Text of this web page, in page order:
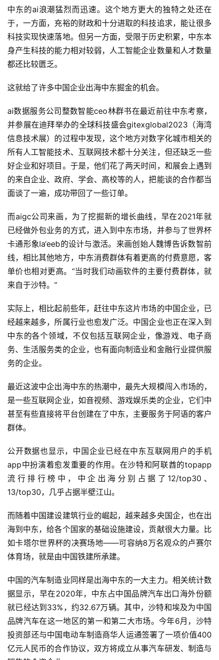
中东的ai浪潮猛烈而迅速。这个地方更大的独特之处还在
于，一方面，充裕的财政和十分进取的科技追求，能让很多
科技实现快速落地。但另一方面，受限于历史积累，中东本
身产生科技的能力相对较弱，人工智能企业数量和人才数量
都还比较匮乏。
这就给了许多中国企业出海中东掘金的机会。
ai数据服务公司整数智能ceo林群书在最近前往中东考察，
并参展在迪拜举办的全球科技盛会gitexglobal2023（海湾
信息技术展）的过程中发现，这个地方对数字化城市相关的
所有人工智能技术、互联网技术都十分关注，但还缺乏一些
好企业和好项目。于是，他们花了两天时间，和展会上遇到
的来自企业、政府、学会、高校等的人，把能谈的合作都当
面谈了一遍，成功带回了一些订单。
而aigc公司来画，为了挖掘新的增长曲线，早在2021年就
已经做外包业务的方式，进入到中东市场，并参与了世界杯
卡通形象la‘eeb的设计与激活。来画创始人魏博告诉数智前
线，相比其他地方，中东消费群体有着更高的付费意愿，客
单价也相对更高。“当时我们动画软件的主要付费群体，就
来自于沙特。”
实际上，相比起前些年，赶往中东这片市场的中国企业，已
经越来越多，所属行业也愈发广泛。中国企业也正在深入到
中东的各个领域，不仅包括互联网企业，像游戏、电子商
务、生活服务类的企业，也有面向制造业和金融行业提供服
务的企业。
最近这波中企出海中东的热潮中，最先大规模闯入市场的，
是一些互联网企业，如音视频、游戏娱乐类的企业，它们中
甚至有些直接将平台创建在了中东，主要服务于阿语的客户
群体。
公开数据也显示，中国企业已经在中东互联网用户的手机
app中扮演着愈发重要的作用。在沙特和阿联酋的topapp
流行排行榜中，中企出海分别占据了12/top30、
13/top30，几乎占据半壁江山。
而随着中国建设建筑行业的崛起，越来越多央国企，也在出
海到中东，给各个国家的基础设施建设，贡献很大力量。比
如卡塔尔世界杯的决赛场地——可容纳8万名观众的卢赛尔
体育场，就是由中国铁建所承建。
中国的汽车制造业同样是出海中东的一大主力。相关统计数
据显示，早在2020年，中东占中国品牌汽车出口海外份额
就已经达到33%，约32.67万辆。其中，沙特和埃及为中国
品牌汽车在这一地区的第一和第二大市场。今年6月，沙特
投资部还与中国电动车制造商华人运通签署了一项价值400
亿元人民币的合作协议，双方将成立从事汽车研发、制造与